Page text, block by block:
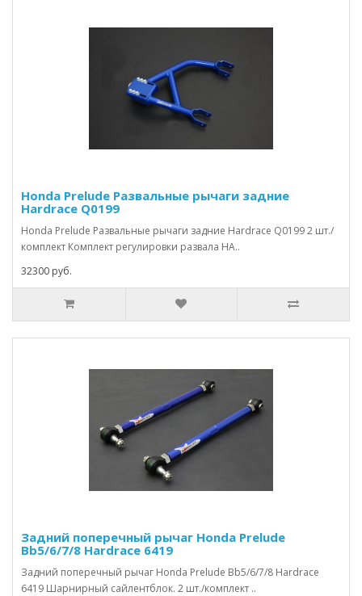
Honda Prelude Развальные рычаги задние
Hardrace Q0199
Honda Prelude Развальные рычаги задние Hardrace Q0199 2 шт./
комплект Комплект регулировки развала HA..
32300 руб.
Задний поперечный рычаг Honda Prelude
Bb5/6/7/8 Hardrace 6419
Задний поперечный рычаг Honda Prelude Bb5/6/7/8 Hardrace
6419 Шарнирный сайлентблок. 2 шт./комплект ..